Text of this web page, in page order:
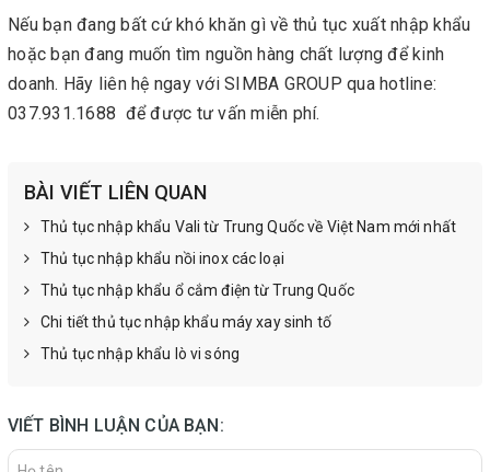
Nếu bạn đang bất cứ khó khăn gì về thủ tục xuất nhập khẩu
hoặc bạn đang muốn tìm nguồn hàng chất lượng để kinh
doanh. Hãy liên hệ ngay với SIMBA GROUP qua hotline:
037.931.1688 để được tư vấn miễn phí.
BÀI VIẾT LIÊN QUAN
Thủ tục nhập khẩu Vali từ Trung Quốc về Việt Nam mới nhất
Thủ tục nhập khẩu nồi inox các loại
Thủ tục nhập khẩu ổ cắm điện từ Trung Quốc
Chi tiết thủ tục nhập khẩu máy xay sinh tố
Thủ tục nhập khẩu lò vi sóng
VIẾT BÌNH LUẬN CỦA BẠN: